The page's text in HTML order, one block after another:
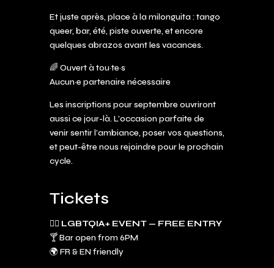
Et juste après, place à la milonguita : tango
queer, bar, été, piste ouverte, et encore
quelques abrazos avant les vacances.
🌈 Ouvert à tou·te·s
Aucun·e partenaire nécessaire
Les inscriptions pour septembre ouvriront
aussi ce jour-là. L’occasion parfaite de
venir sentir l’ambiance, poser vos questions,
et peut-être nous rejoindre pour le prochain
cycle.
Tickets
🏳️‍🌈 LGBTQIA+ EVENT — FREE ENTRY
🍸 Bar open from 6PM
🌍 FR & EN friendly